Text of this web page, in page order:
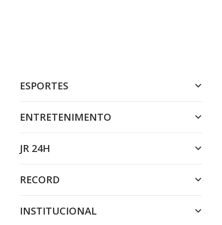
ESPORTES
ENTRETENIMENTO
JR 24H
RECORD
INSTITUCIONAL